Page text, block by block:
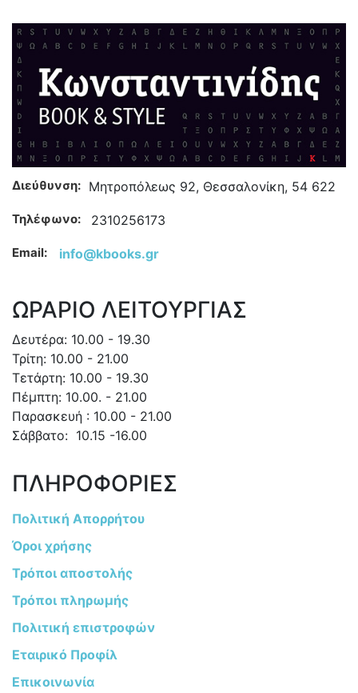
Διεύθυνση: Μητροπόλεως 92, Θεσσαλονίκη, 54 622
Τηλέφωνο: 2310256173
Email: info@kbooks.gr
ΩΡΑΡΙΟ ΛΕΙΤΟΥΡΓΙΑΣ
Δευτέρα: 10.00 - 19.30
Τρίτη: 10.00 - 21.00
Τετάρτη: 10.00 - 19.30
Πέμπτη: 10.00. - 21.00
Παρασκευή : 10.00 - 21.00
Σάββατο: 10.15 -16.00
ΠΛΗΡΟΦΟΡΙΕΣ
Πολιτική Απορρήτου
Όροι χρήσης
Τρόποι αποστολής
Τρόποι πληρωμής
Πολιτική επιστροφών
Εταιρικό Προφίλ
Επικοινωνία